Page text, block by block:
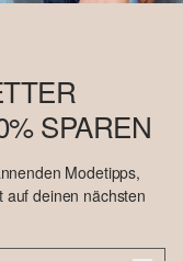
SPAREN
Modetipps,
auf deinen nächsten